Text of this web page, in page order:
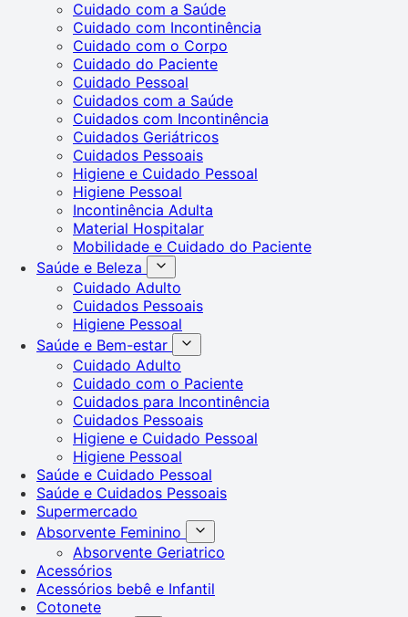
Cuidado com a Saúde
Cuidado com Incontinência
Cuidado com o Corpo
Cuidado do Paciente
Cuidado Pessoal
Cuidados com a Saúde
Cuidados com Incontinência
Cuidados Geriátricos
Cuidados Pessoais
Higiene e Cuidado Pessoal
Higiene Pessoal
Incontinência Adulta
Material Hospitalar
Mobilidade e Cuidado do Paciente
Saúde e Beleza
Cuidado Adulto
Cuidados Pessoais
Higiene Pessoal
Saúde e Bem-estar
Cuidado Adulto
Cuidado com o Paciente
Cuidados para Incontinência
Cuidados Pessoais
Higiene e Cuidado Pessoal
Higiene Pessoal
Saúde e Cuidado Pessoal
Saúde e Cuidados Pessoais
Supermercado
Absorvente Feminino
Absorvente Geriatrico
Acessórios
Acessórios bebê e Infantil
Cotonete